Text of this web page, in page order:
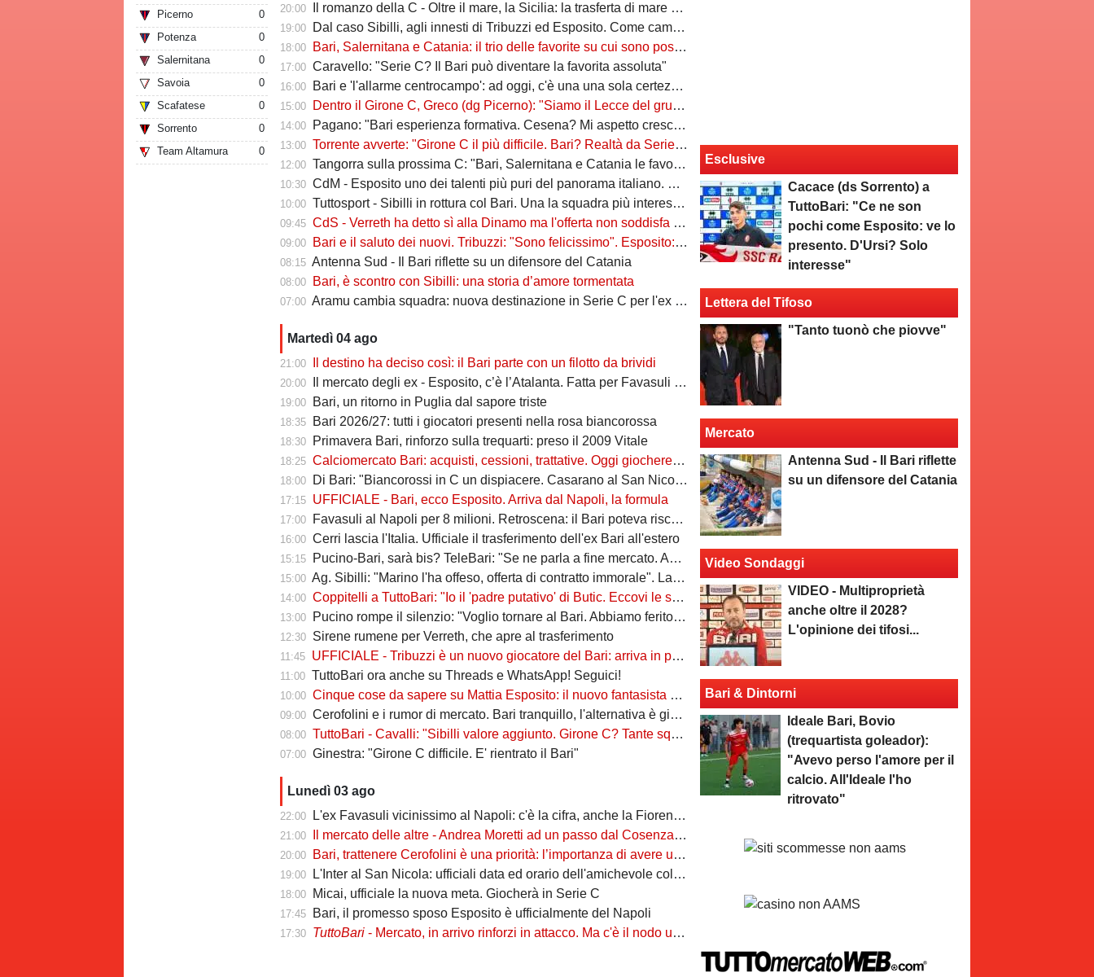
Picerno
0
Potenza
0
Salernitana
0
Savoia
0
Scafatese
0
Sorrento
0
Team Altamura
0
20:00 Il romanzo della C - Oltre il mare, la Sicilia: la trasferta di mare e di vento
19:00 Dal caso Sibilli, agli innesti di Tribuzzi ed Esposito. Come cambia l’attacco
18:00 Bari, Salernitana e Catania: il trio delle favorite su cui sono poste le aspettative e gli obiettivi promozione
17:00 Caravello: "Serie C? Il Bari può diventare la favorita assoluta"
16:00 Bari e 'l'allarme centrocampo': ad oggi, c'è una una sola certezza (e mezza) nel reparto
15:00 Dentro il Girone C, Greco (dg Picerno): "Siamo il Lecce del gruppo, tra giovani e sostenibilità. Che impresa l'anno scorso!"
14:00 Pagano: "Bari esperienza formativa. Cesena? Mi aspetto crescita"
13:00 Torrente avverte: "Girone C il più difficile. Bari? Realtà da Serie A"
12:00 Tangorra sulla prossima C: "Bari, Salernitana e Catania le favorite. Subito dopo altre due"
10:30 CdM - Esposito uno dei talenti più puri del panorama italiano. Sibilli, Marino è furioso
10:00 Tuttosport - Sibilli in rottura col Bari. Una la squadra più interessata a ingaggiarlo
09:45 CdS - Verreth ha detto sì alla Dinamo ma l'offerta non soddisfa il Bari. Della Morte, niente conferme
09:00 Bari e il saluto dei nuovi. Tribuzzi: "Sono felicissimo". Esposito: "Ci vediamo al San Nicola"
08:15 Antenna Sud - Il Bari riflette su un difensore del Catania
08:00 Bari, è scontro con Sibilli: una storia d’amore tormentata
07:00 Aramu cambia squadra: nuova destinazione in Serie C per l'ex Bari
Martedì 04 ago
21:00 Il destino ha deciso così: il Bari parte con un filotto da brividi
20:00 Il mercato degli ex - Esposito, c’è l’Atalanta. Fatta per Favasuli al Napoli, Koutsoupias osservato dal Toro
19:00 Bari, un ritorno in Puglia dal sapore triste
18:35 Bari 2026/27: tutti i giocatori presenti nella rosa biancorossa
18:30 Primavera Bari, rinforzo sulla trequarti: preso il 2009 Vitale
18:25 Calciomercato Bari: acquisti, cessioni, trattative. Oggi giocherebbe così
18:00 Di Bari: "Biancorossi in C un dispiacere. Casarano al San Nicola? Sarà un orgoglio"
17:15 UFFICIALE - Bari, ecco Esposito. Arriva dal Napoli, la formula
17:00 Favasuli al Napoli per 8 milioni. Retroscena: il Bari poteva riscattarlo, ma...
16:00 Cerri lascia l'Italia. Ufficiale il trasferimento dell'ex Bari all'estero
15:15 Pucino-Bari, sarà bis? TeleBari: "Se ne parla a fine mercato. Ad oggi, lo cerca il Monopoli"
15:00 Ag. Sibilli: "Marino l'ha offeso, offerta di contratto immorale". La risposta del DG: "Dichiarazioni non veritiere"
14:00 Coppitelli a TuttoBari: "Io il 'padre putativo' di Butic. Eccovi le sue caratteristiche"
13:00 Pucino rompe il silenzio: "Voglio tornare al Bari. Abbiamo ferito una città"
12:30 Sirene rumene per Verreth, che apre al trasferimento
11:45 UFFICIALE - Tribuzzi è un nuovo giocatore del Bari: arriva in prestito con diritto di riscatto
11:00 TuttoBari ora anche su Threads e WhatsApp! Seguici!
10:00 Cinque cose da sapere su Mattia Esposito: il nuovo fantasista 18enne del Napoli di passaggio a Bari
09:00 Cerofolini e i rumor di mercato. Bari tranquillo, l'alternativa è già in casa
08:00 TuttoBari - Cavalli: "Sibilli valore aggiunto. Girone C? Tante squadre competitive, servirà lottare"
07:00 Ginestra: "Girone C difficile. E' rientrato il Bari"
Lunedì 03 ago
22:00 L'ex Favasuli vicinissimo al Napoli: c'è la cifra, anche la Fiorentina ci guadagna
21:00 Il mercato delle altre - Andrea Moretti ad un passo dal Cosenza. Haoudi va al Foggia. Mancuso nel mirino del Catania
20:00 Bari, trattenere Cerofolini è una priorità: l’importanza di avere un leader come lui in rosa
19:00 L'Inter al San Nicola: ufficiali data ed orario dell'amichevole col Betis
18:00 Micai, ufficiale la nuova meta. Giocherà in Serie C
17:45 Bari, il promesso sposo Esposito è ufficialmente del Napoli
17:30 TuttoBari - Mercato, in arrivo rinforzi in attacco. Ma c'è il nodo uscite
Esclusive
Cacace (ds Sorrento) a
TuttoBari: "Ce ne son
pochi come Esposito: ve lo
presento. D'Ursi? Solo
interesse"
Lettera del Tifoso
"Tanto tuonò che piovve"
Mercato
Antenna Sud - Il Bari riflette
su un difensore del Catania
Video Sondaggi
VIDEO - Multiproprietà
anche oltre il 2028?
L'opinione dei tifosi...
Bari & Dintorni
Ideale Bari, Bovio
(trequartista goleador):
"Avevo perso l'amore per il
calcio. All'Ideale l'ho
ritrovato"